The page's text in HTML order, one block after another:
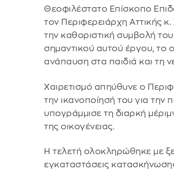
Θεοφιλέστατο Επίσκοπο
τον Περιφερειάρχη Αττικής
την καθοριστική συμβολή
σημαντικού αυτού έργου, το
ανάπαυση στα παιδιά και τη
Χαιρετισμό απηύθυνε ο
την ικανοποίησή του για
υπογράμμισε τη διαρκή
της οικογένειας.
Η τελετή ολοκληρώθηκε με
εγκαταστάσεις